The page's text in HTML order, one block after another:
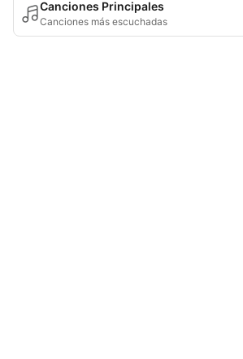
Canciones Principales
Canciones más escuchadas